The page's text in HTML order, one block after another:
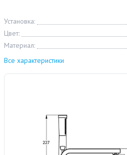
Установка:
Цвет:
Материал:
Все характеристики